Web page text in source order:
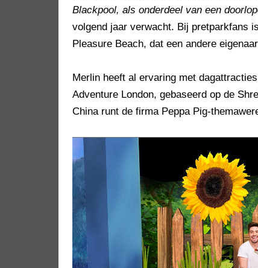
Blackpool, als onderdeel van een
volgend jaar verwacht. Bij pretparkfans
Pleasure Beach, dat een andere
Merlin heeft al ervaring met
Adventure London, gebaseerd op de
China runt de firma Peppa Pig-